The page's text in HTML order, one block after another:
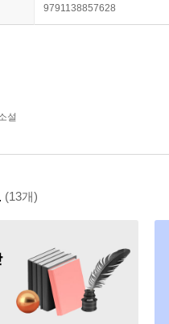
9791138857628
설
(13개)